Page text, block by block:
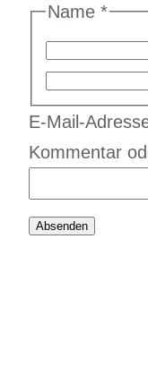
Name *
E-
Mail-
Nachricht
E-Mail-
Kommentar
Absenden